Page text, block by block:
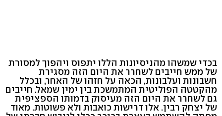
בכדי שמשהו מהניסיונות הללו יתפוס ויהפוך למסורת
של ממש חייבים לשחרר את היום הזה מסגירת
חשבונות ועלבונות, הכאה על חזהו של האחר, ובכלל
מהקטטה הפוליטית המתמשכת בין ימין שמאל. חייבים
גם לשחרר את היום הזה מעיסוק בדמותו הספציפית
של יצחק רבין. אלו דרישות כואבות ולא פשוטות. מאוד